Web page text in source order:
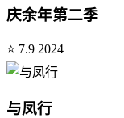
庆余年第二季
⭐ 7.9 2024
与凤行